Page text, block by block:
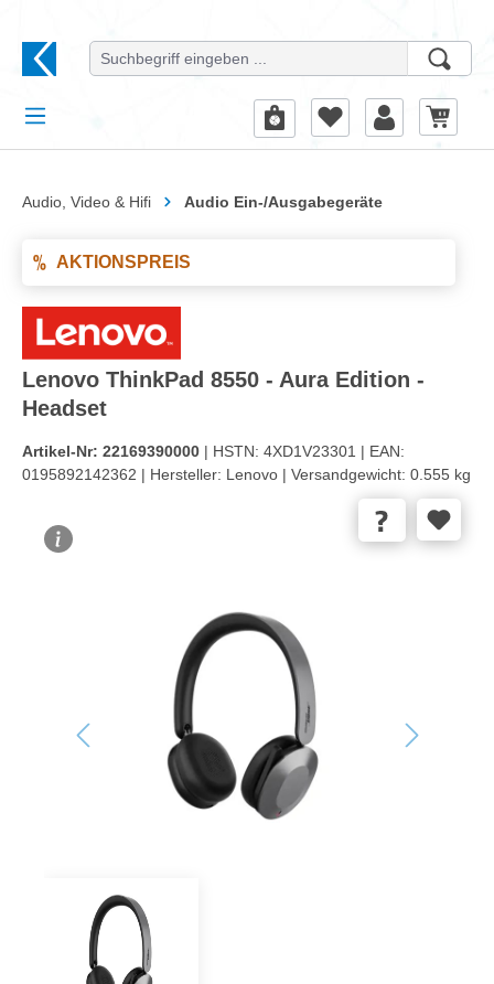
Audio, Video & Hifi Audio Ein-/Ausgabegeräte
AKTIONSPREIS
Lenovo ThinkPad 8550 - Aura Edition -
Headset
Artikel-Nr: 22169390000 | HSTN: 4XD1V23301 | EAN:
0195892142362 | Hersteller: Lenovo | Versandgewicht: 0.555 kg